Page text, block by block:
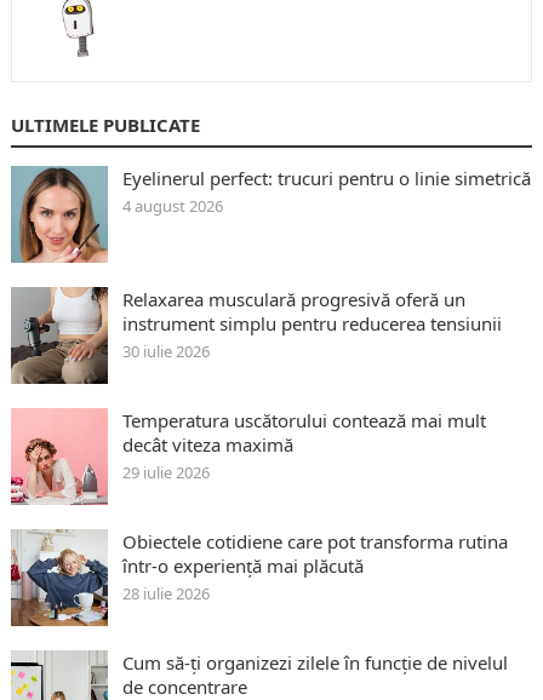
ULTIMELE PUBLICATE
Eyelinerul perfect: trucuri pentru o linie simetrică
4 august 2026
Relaxarea musculară progresivă oferă un
instrument simplu pentru reducerea tensiunii
30 iulie 2026
Temperatura uscătorului contează mai mult
decât viteza maximă
29 iulie 2026
Obiectele cotidiene care pot transforma rutina
într-o experiență mai plăcută
28 iulie 2026
Cum să-ți organizezi zilele în funcție de nivelul
de concentrare